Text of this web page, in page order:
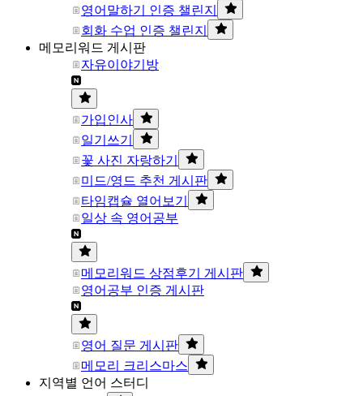
영어말하기 인증 챌린지
회화 수업 인증 챌린지
메모리워드 게시판
자유이야기방
가입인사
일기쓰기
꽃 사진 자랑하기
미드/영드 추천 게시판
타임캡슐 열어보기
일상 속 영어공부
메모리워드 상점후기 게시판
영어공부 인증 게시판
영어 질문 게시판
메모리 크리스마스
지역별 언어 스터디